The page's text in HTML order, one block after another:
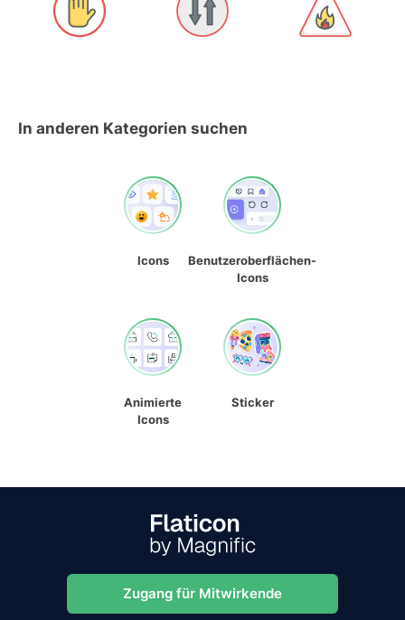
In anderen Kategorien suchen
Icons
Benutzeroberflächen-
Icons
Animierte
Icons
Sticker
Zugang für Mitwirkende